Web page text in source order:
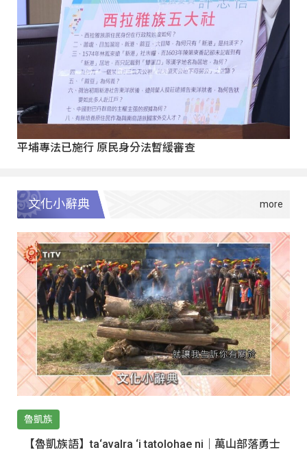
平埔專法已施行 原民身分法暫緩審查
文化小辭典
魯凱族
【魯凱族語】ta‘avalra ‘i tatolohae ni｜萬山部落勇士